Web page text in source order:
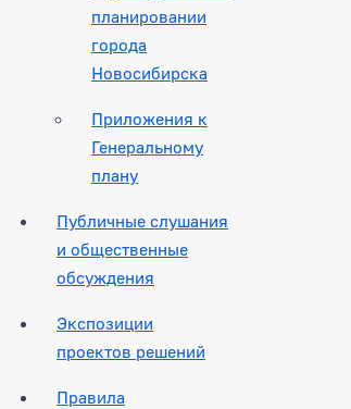
планировании
города
Новосибирска
Приложения к
Генеральному
плану
Публичные слушания
и общественные
обсуждения
Экспозиции
проектов решений
Правила